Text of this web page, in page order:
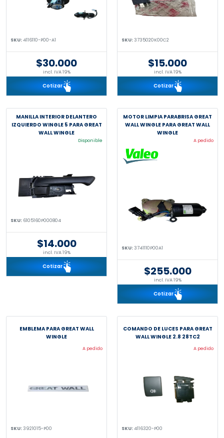
SKU:4116110-P00-A1
$30.000
incl. IVA 19%
Cotizar
SKU:3735020K00C2
$15.000
incl. IVA 19%
Cotizar
MANILLA INTERIOR DELANTERO
IZQUIERDO WINGLE 5 PARA GREAT
WALL WINGLE
Disponible
SKU: 6105160P000804
$14.000
incl. IVA 19%
Cotizar
MOTOR LIMPIA PARABRISA GREAT
WALL WINGLE PARA GREAT WALL
WINGLE
A pedido
SKU:3741110P00A1
$255.000
incl. IVA 19%
Cotizar
EMBLEMA PARA GREAT WALL
WINGLE
A pedido
SKU:3921015-P00
COMANDO DE LUCES PARA GREAT
WALL WINGLE 2.8 28TC2
A pedido
SKU:4116320-P00